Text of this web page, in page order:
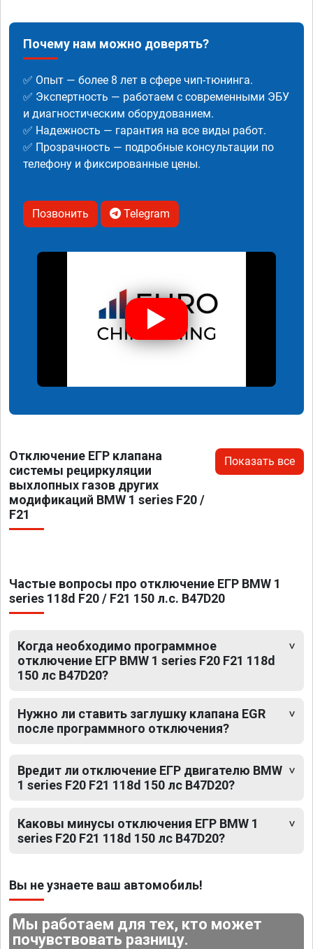
Почему нам можно доверять?
✅ Опыт — более 8 лет в сфере чип-тюнинга.
✅ Экспертность — работаем с современными ЭБУ
и диагностическим оборудованием.
✅ Надежность — гарантия на все виды работ.
✅ Прозрачность — подробные консультации по
телефону и фиксированные цены.
Позвонить Telegram
Отключение ЕГР клапана
системы рециркуляции
выхлопных газов других
модификаций BMW 1 series F20 /
F21
Показать все
Частые вопросы про отключение ЕГР BMW 1
series 118d F20 / F21 150 л.с. B47D20
Когда необходимо программное
отключение ЕГР BMW 1 series F20 F21 118d
150 лс B47D20?
Нужно ли ставить заглушку клапана EGR
после программного отключения?
Вредит ли отключение ЕГР двигателю BMW
1 series F20 F21 118d 150 лс B47D20?
Каковы минусы отключения ЕГР BMW 1
series F20 F21 118d 150 лс B47D20?
Вы не узнаете ваш автомобиль!
Мы работаем для тех, кто может
почувствовать разницу.